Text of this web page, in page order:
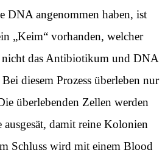
DNA angenommen haben, ist
„Keim“ vorhanden, welcher
nicht das Antibiotikum und DNA
diesem Prozess überleben nur
überlebenden Zellen werden
ausgesät, damit reine Kolonien
Schluss wird mit einem Blood